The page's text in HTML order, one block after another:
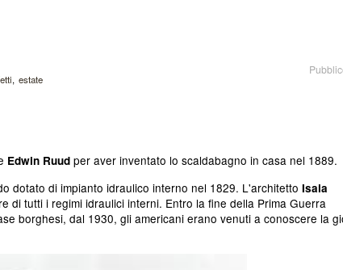
estate
Edwin Ruud per aver inventato lo scaldabagno in casa nel 1889.
dotato di impianto idraulico interno nel 1829. L'architetto Isaia
di tutti i regimi idraulici interni. Entro la fine della Prima Guerra
borghesi, dal 1930, gli americani erano venuti a conoscere la